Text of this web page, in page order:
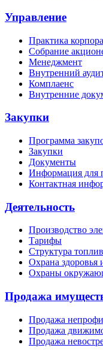
Управление
Практика
Собрание
Менеджмент
Внутренний
Комплаенс
Внутренние
Закупки
Программа
Закупки
Документы
Информация для
Контактная
Деятельность
Производство
Тарифы
Структура
Охрана здоровья
Охраны
Продажа
Продажа
Продажа
Продажа